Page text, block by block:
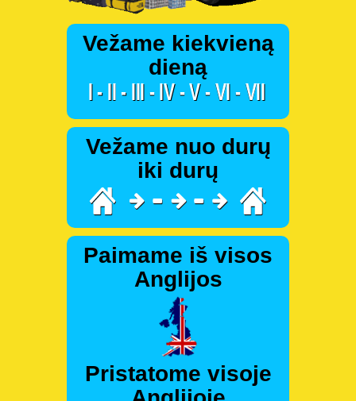
Vežame kiekvieną
dieną
Vežame nuo durų
iki durų
Paimame iš visos
Anglijos
Pristatome visoje